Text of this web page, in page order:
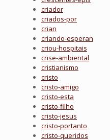
criador
criados-por
crian
criando-esperan
criou-hospitais
crise-ambiental
cristianismo
cristo
cristo-amigo
cristo-esta
cristo-filho
cristo-jesus
cristo-portanto
cristo-queridos